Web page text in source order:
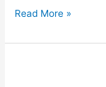
Read More »